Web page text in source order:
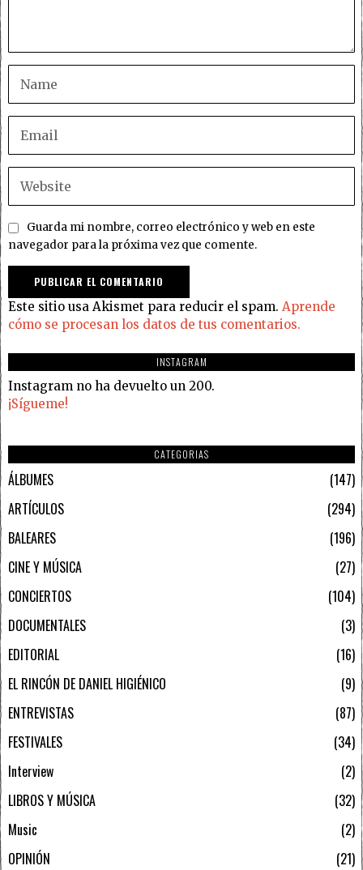
Guarda mi nombre, correo electrónico y web en este
navegador para la próxima vez que comente.
Este sitio usa Akismet para reducir el spam. Aprende
cómo se procesan los datos de tus comentarios.
INSTAGRAM
Instagram no ha devuelto un 200.
¡Sígueme!
CATEGORIAS
ÁLBUMES
147
ARTÍCULOS
294
BALEARES
196
CINE Y MÚSICA
27
CONCIERTOS
104
DOCUMENTALES
3
EDITORIAL
16
EL RINCÓN DE DANIEL HIGIÉNICO
9
ENTREVISTAS
87
FESTIVALES
34
Interview
2
LIBROS Y MÚSICA
32
Music
2
OPINIÓN
21